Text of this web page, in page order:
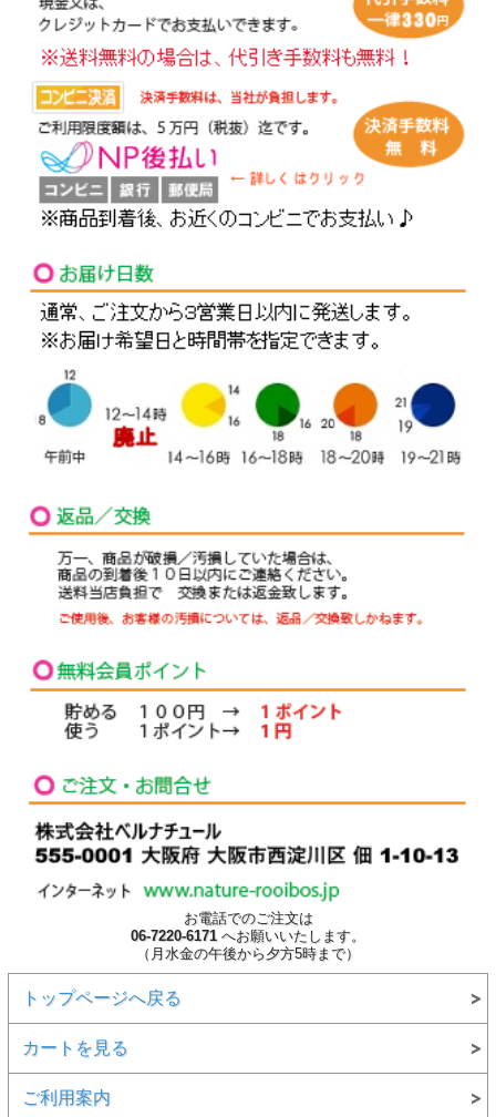
お電話でのご注文は
06-7220-6171 へお願いいたします。
（月水金の午後から夕方5時まで）
トップページへ戻る
カートを見る
ご利用案内